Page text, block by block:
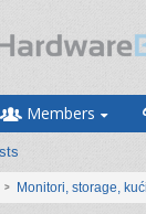
Members
Monitori, storage,